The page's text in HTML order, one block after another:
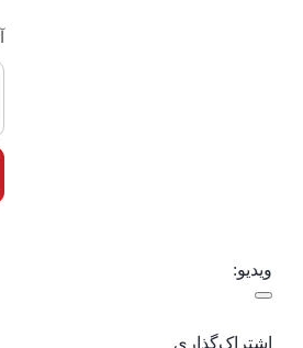
ویدیو:
اشتراک‌گذاری